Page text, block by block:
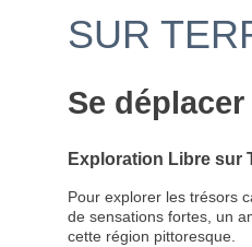
SUR
Se
Exploration Libre sur
Pour explorer les trésors
de sensations fortes, un
cette région pittoresque.